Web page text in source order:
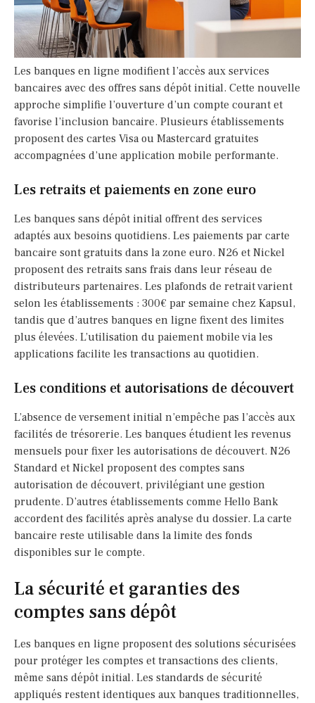
Les banques en ligne modifient l’accès aux services
bancaires avec des offres sans dépôt initial. Cette nouvelle
approche simplifie l’ouverture d’un compte courant et
favorise l’inclusion bancaire. Plusieurs établissements
proposent des cartes Visa ou Mastercard gratuites
accompagnées d’une application mobile performante.
Les retraits et paiements en zone euro
Les banques sans dépôt initial offrent des services
adaptés aux besoins quotidiens. Les paiements par carte
bancaire sont gratuits dans la zone euro. N26 et Nickel
proposent des retraits sans frais dans leur réseau de
distributeurs partenaires. Les plafonds de retrait varient
selon les établissements : 300€ par semaine chez Kapsul,
tandis que d’autres banques en ligne fixent des limites
plus élevées. L’utilisation du paiement mobile via les
applications facilite les transactions au quotidien.
Les conditions et autorisations de découvert
L’absence de versement initial n’empêche pas l’accès aux
facilités de trésorerie. Les banques étudient les revenus
mensuels pour fixer les autorisations de découvert. N26
Standard et Nickel proposent des comptes sans
autorisation de découvert, privilégiant une gestion
prudente. D’autres établissements comme Hello Bank
accordent des facilités après analyse du dossier. La carte
bancaire reste utilisable dans la limite des fonds
disponibles sur le compte.
La sécurité et garanties des
comptes sans dépôt
Les banques en ligne proposent des solutions sécurisées
pour protéger les comptes et transactions des clients,
même sans dépôt initial. Les standards de sécurité
appliqués restent identiques aux banques traditionnelles,